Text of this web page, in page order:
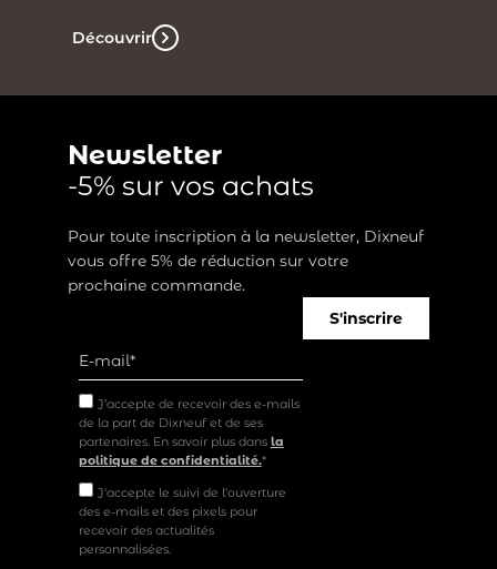
Découvrir
Newsletter
-5% sur vos achats
Pour toute inscription à la newsletter, Dixneuf
vous offre 5% de réduction sur votre
prochaine commande.
J’accepte de recevoir des e-mails
de la part de Dixneuf et de ses
partenaires. En savoir plus dans la
politique de confidentialité.*
J'accepte le suivi de l'ouverture
des e-mails et des pixels pour
recevoir des actualités
personnalisées.
S'inscrire